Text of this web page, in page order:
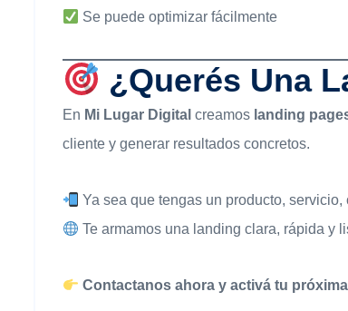
Se puede optimizar fácilmente
¿Querés Una
En Mi Lugar Digital creamos landing
cliente y generar resultados concretos.
Ya sea que tengas un producto,
Te armamos una landing clara, rápida y
Contactanos ahora y activá tu